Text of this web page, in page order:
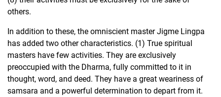
others.
In addition to these, the omniscient master Jigme Lingpa
has added two other characteristics. (1) True spiritual
masters have few activities. They are exclusively
preoccupied with the Dharma, fully committed to it in
thought, word, and deed. They have a great weariness of
samsara and a powerful determination to depart from it.